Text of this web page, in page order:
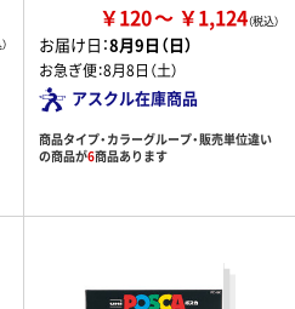
￥120 ￥1,124
お届け日：8月9日（日）
お急ぎ便：8月8日（土）
アスクル在庫商品
商品タイプ・カラーグループ・販売単位違い
の商品が6商品あります